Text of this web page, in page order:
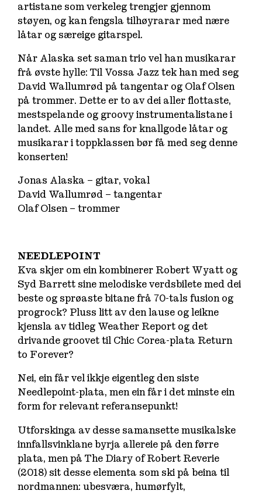
artistane som verkeleg trengjer gjennom
støyen, og kan fengsla tilhøyrarar med nære
låtar og særeige gitarspel.
Når Alaska set saman trio vel han musikarar
frå øvste hylle: Til Vossa Jazz tek han med seg
David Wallumrød på tangentar og Olaf Olsen
på trommer. Dette er to av dei aller flottaste,
mestspelande og groovy instrumentalistane i
landet. Alle med sans for knallgode låtar og
musikarar i toppklassen bør få med seg denne
konserten!
Jonas Alaska – gitar, vokal
David Wallumrød – tangentar
Olaf Olsen – trommer
NEEDLEPOINT
Kva skjer om ein kombinerer Robert Wyatt og
Syd Barrett sine melodiske verdsbilete med dei
beste og sprøaste bitane frå 70-tals fusion og
progrock? Pluss litt av den lause og leikne
kjensla av tidleg Weather Report og det
drivande groovet til Chic Corea-plata Return
to Forever?
Nei, ein får vel ikkje eigentleg den siste
Needlepoint-plata, men ein får i det minste ein
form for relevant referansepunkt!
Utforskinga av desse samansette musikalske
innfallsvinklane byrja allereie på den førre
plata, men påThe Diary of Robert Reverie
(2018) sit desse elementa som ski på beina til
nordmannen: ubesværa, humørfylt,